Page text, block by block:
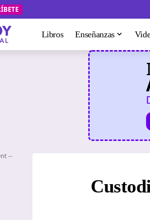
Libros Enseñanzas
--